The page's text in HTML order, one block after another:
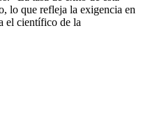
lo que refleja la exigencia en
el científico de la